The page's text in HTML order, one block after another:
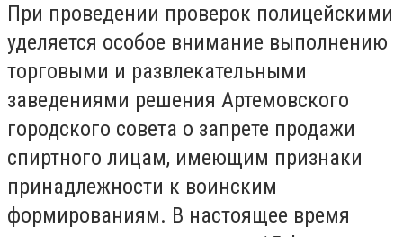
При проведении проверок полицейскими
уделяется особое внимание выполнению
торговыми и развлекательными
заведениями решения Артемовского
городского совета о запрете продажи
спиртного лицам, имеющим признаки
принадлежности к воинским
формированиям. В настоящее время